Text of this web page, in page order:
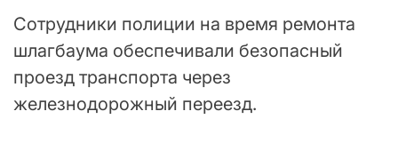
Сотрудники полиции на время ремонта
шлагбаума обеспечивали безопасный
проезд транспорта через
железнодорожный переезд.